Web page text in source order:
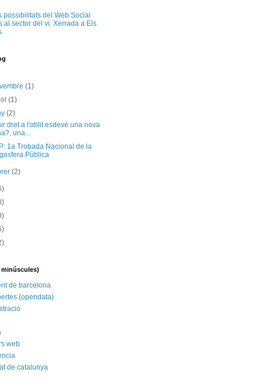
possibilitats del Web Social
al sector del vi. Xerrada a Els
(1)
(1)
(2)
dret a l'oblit esdevé una nova
una...
1a Trobada Nacional de la
Pública
(2)
de barcelona
(opendata)
web
de catalunya